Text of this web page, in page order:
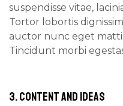
suspendisse vitae,
Tortor lobortis
auctor nunc eget
Tincidunt morbi
3. CONTENT AND IDEAS